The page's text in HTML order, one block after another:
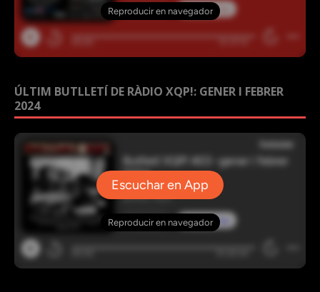
ÚLTIM BUTLLETÍ DE RÀDIO XQP!: GENER I FEBRER
2024